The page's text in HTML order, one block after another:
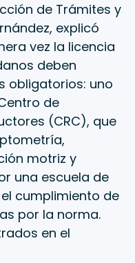
de Trámites y
explicó
vez la licencia
deben
obligatorios: uno
de
(CRC), que
motriz y
una escuela de
cumplimiento de
por la norma.
en el